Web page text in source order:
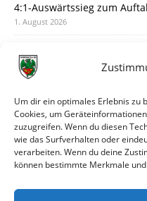
Um dir ein optimales Erlebnis zu
Cookies, um
zuzugreifen. Wenn du diesen
wie das Surfverhalten oder
verarbeiten. Wenn du deine
können bestimmte Merkmale
4:1-Auswärtssieg zum
1. August 2026
31. Juli 2026
30. Juli 2026
Deine Spielminute: 89+1
28. Juli 2026
Neuer Rückensponsor